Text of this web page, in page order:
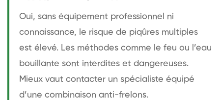
Oui, sans équipement professionnel ni
connaissance, le risque de piqûres multiples
est élevé. Les méthodes comme le feu ou l’eau
bouillante sont interdites et dangereuses.
Mieux vaut contacter un spécialiste équipé
d’une combinaison anti-frelons.